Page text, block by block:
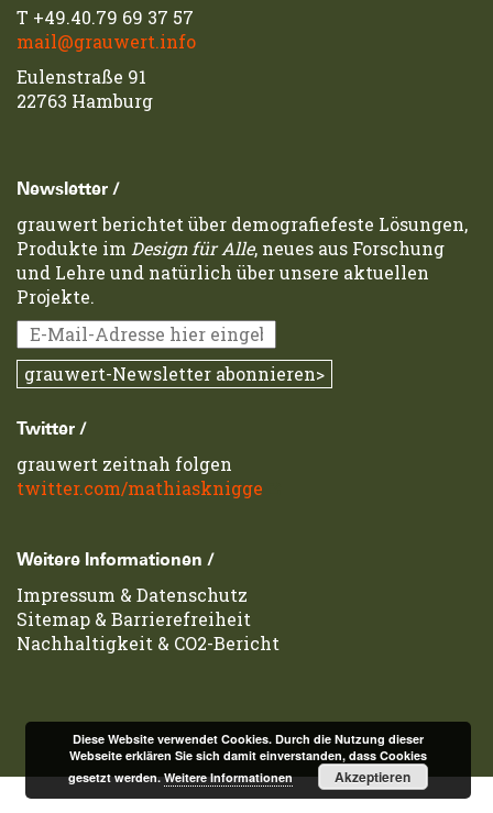
T +49.40.79 69 37 57
mail@grauwert.info
Eulenstraße 91
22763 Hamburg
Newsletter /
grauwert berichtet über demografiefeste Lösungen,
Produkte im Design für Alle, neues aus Forschung
und Lehre und natürlich über unsere aktuellen
Projekte.
Twitter /
grauwert zeitnah folgen
twitter.com/mathiasknigge
Weitere Informationen /
Impressum & Datenschutz
Sitemap & Barrierefreiheit
Nachhaltigkeit & CO2-Bericht
Diese Website verwendet Cookies. Durch die Nutzung dieser
Webseite erklären Sie sich damit einverstanden, dass Cookies
gesetzt werden.Weitere Informationen Akzeptieren